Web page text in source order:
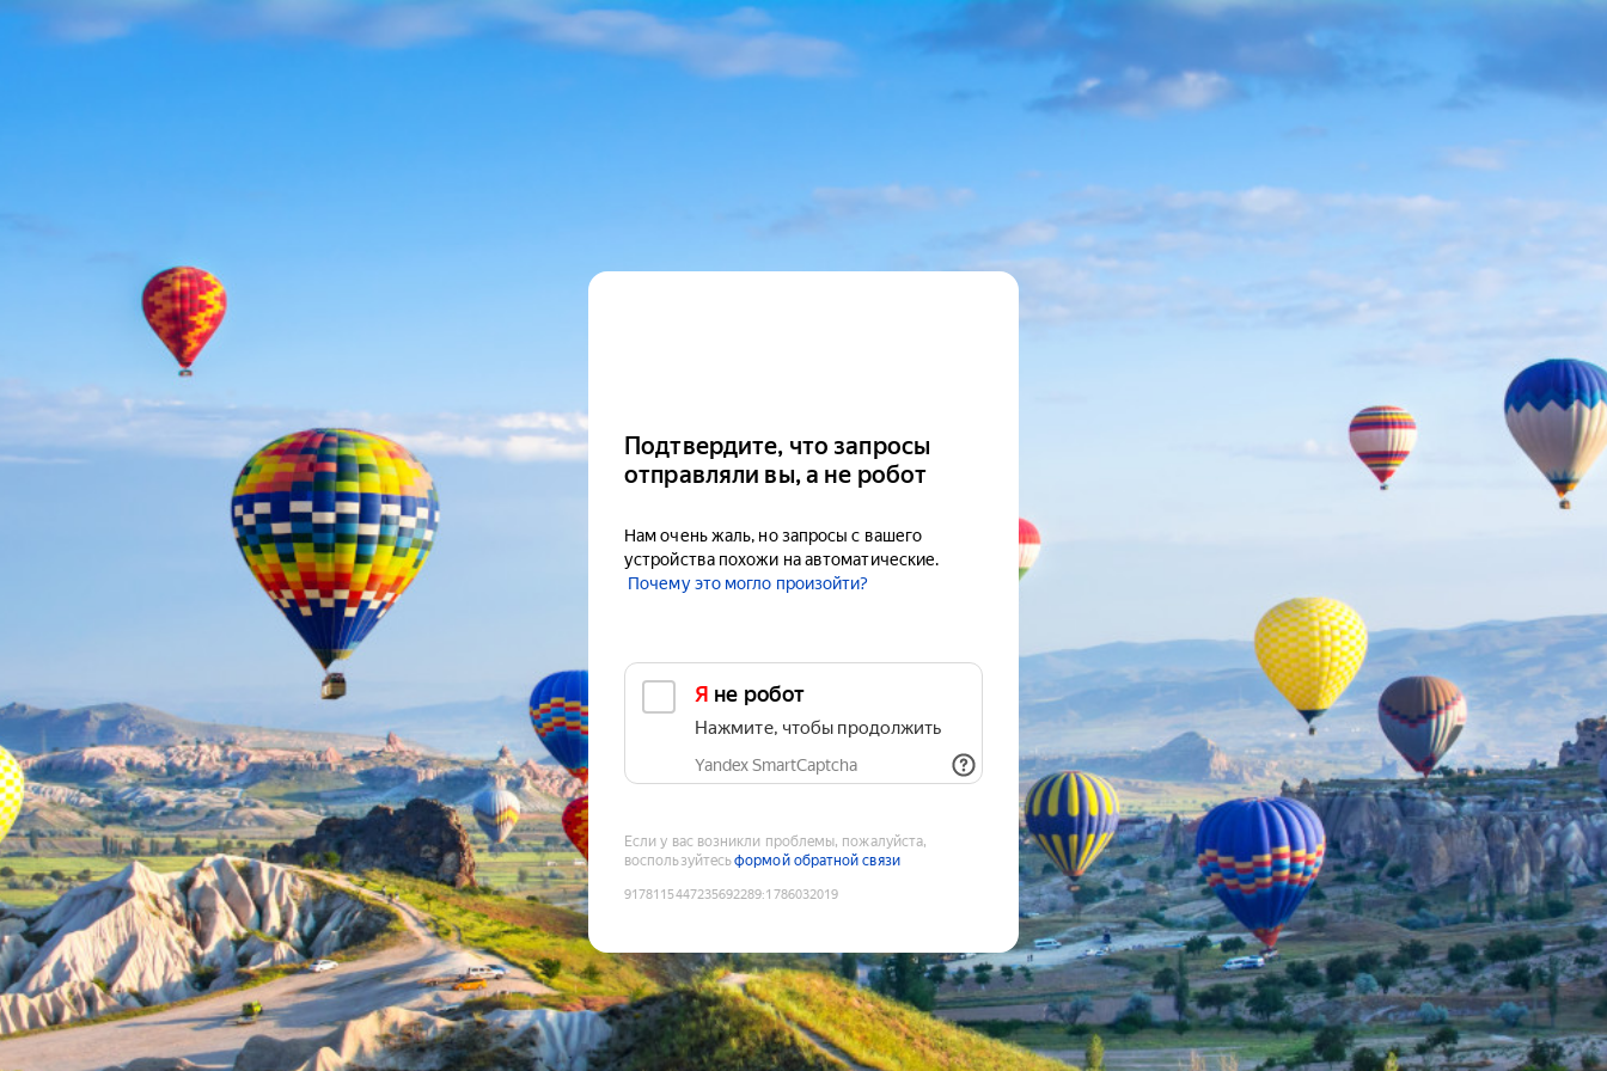
Подтвердите, что запросы
отправляли вы, а не робот
Нам очень жаль, но запросы с вашего
устройства похожи на автоматические.
Почему это могло произойти?
Я не робот
Нажмите, чтобы продолжить
Yandex SmartCaptcha
Если у вас возникли проблемы, пожалуйста,
воспользуйтесьформой обратной связи
9178115447235692289:1786032019